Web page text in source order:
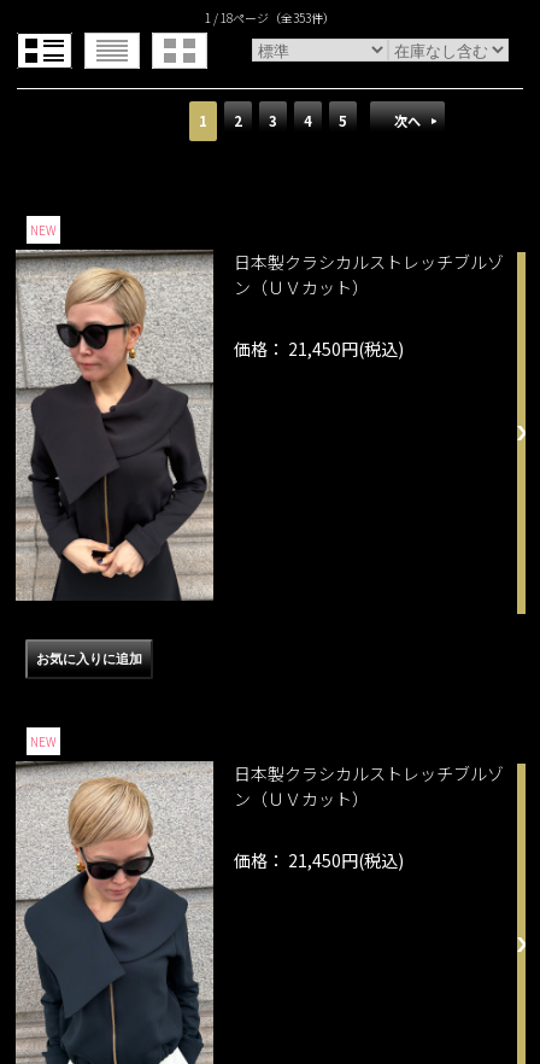
1 / 18ページ （全353件）
1 2 3 4 5 次へ
NEW
日本製クラシカルストレッチブルゾ
ン（ＵＶカット）
価格： 21,450円(税込)
NEW
日本製クラシカルストレッチブルゾ
ン（ＵＶカット）
価格： 21,450円(税込)